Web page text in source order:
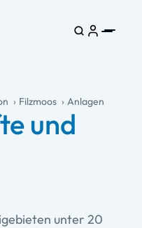
Filzmoos Anlagen
und
unter 20